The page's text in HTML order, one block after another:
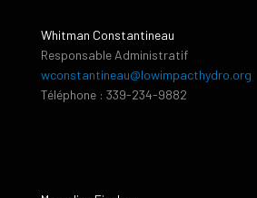
Whitman Constantineau
Responsable Administratif
wconstantineau@lowimpacthydro.org
Téléphone : 339-234-9882